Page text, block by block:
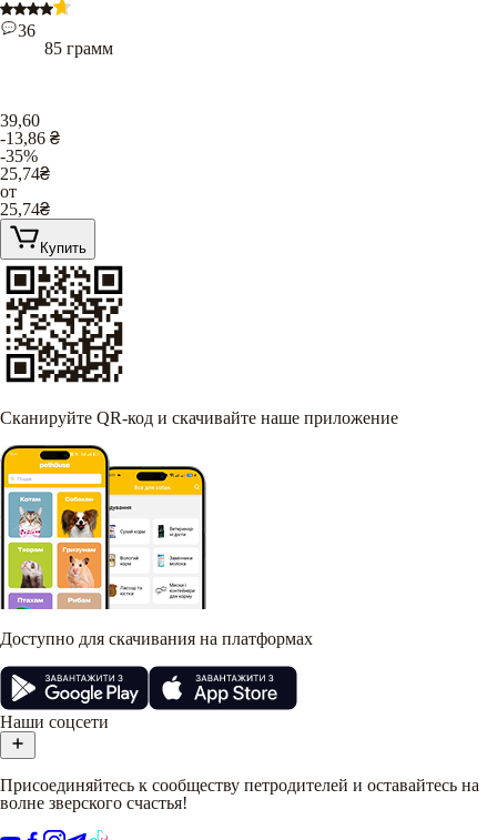
36
85 грамм
39,60
-13,86 ₴
-35%
25,74₴
от
25,74₴
Купить
Сканируйте QR-код и скачивайте наше приложение
Доступно для скачивания на платформах
Наши соцсети
Присоединяйтесь к сообществу петродителей и оставайтесь на
волне зверского счастья!